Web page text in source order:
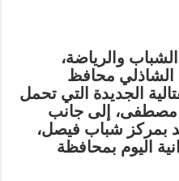
والرياضة،
الشاذلي محافظ
الجديدة التي تحمل
مصطفى، إلى جانب
بمركز شباب فيصل،
اليوم بمحافظة